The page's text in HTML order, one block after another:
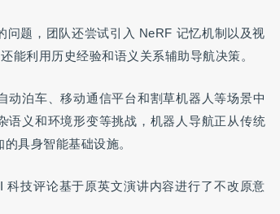
题，团队还尝试引入 NeRF 记忆机制以及视
能利用历史经验和语义关系辅助导航决策。
泊车、移动通信平台和割草机器人等场景中
语义和环境形变等挑战，机器人导航正从传统
具身智能基础设施。
技评论基于原英文演讲内容进行了不改原意